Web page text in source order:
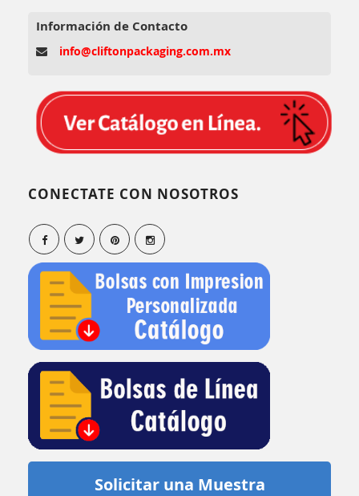
Información de Contacto
info@cliftonpackaging.com.mx
CONECTATE CON NOSOTROS
Solicitar una Muestra